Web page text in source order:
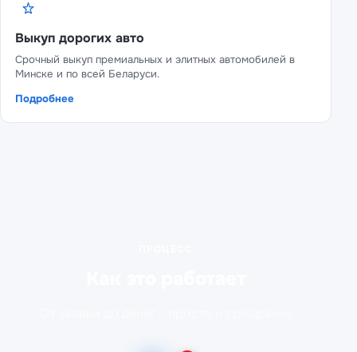
Выкуп дорогих авто
Срочный выкуп премиальных и элитных автомобилей в
Минске и по всей Беларуси.
Подробнее